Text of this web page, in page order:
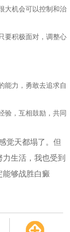
大机会可以控制和治
要积极面对，调整心
能力，勇敢去追求自
验，互相鼓励，共同
觉天都塌了。但
生活，我也受到
能够战胜白癜